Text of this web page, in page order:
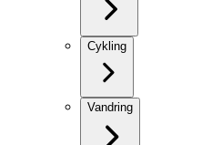
Cykling
Vandring